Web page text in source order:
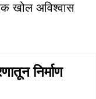
खोल अविश्वास
निर्माण